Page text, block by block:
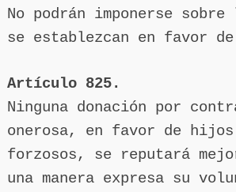
No podrán imponerse
se establezcan en favor
Artículo 825.
Ninguna donación por
onerosa, en favor de hijos
forzosos, se reputará
una manera expresa su